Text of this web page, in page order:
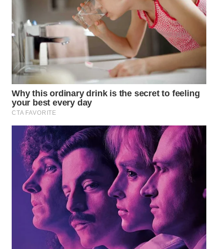
WAHANA
ADVOKAT
WAHANA
INFRASTRUKTUR
WAHANA
KONSUMEN
WAHANA
LISTRIK
WAHANA
TRAVEL
WAHANA
TV
WAHANANEWS